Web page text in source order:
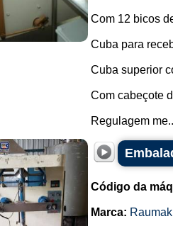
Com 12 bicos
Cuba para
Cuba superior
Com cabeçote
Regulagem
Código da
Marca: Raumak